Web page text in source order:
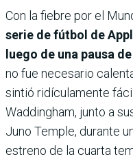
Con la fiebre por el
serie de fútbol de
luego de una pausa
no fue necesario
sintió ridículamente
Waddingham, junto a
Juno Temple, durante
estreno de la cuarta